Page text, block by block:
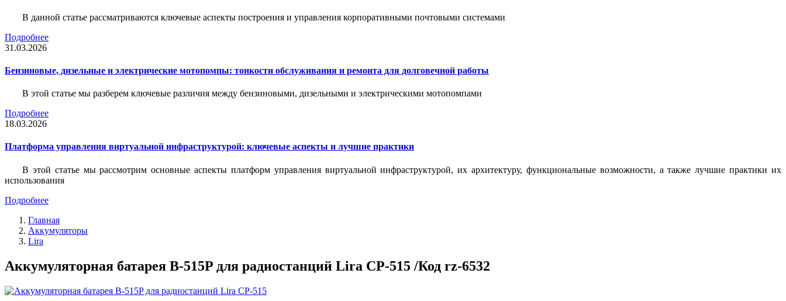
В данной статье рассматриваются ключевые аспекты построения и управления корпоративными почтовыми системами
Подробнее
31.03.2026
Бензиновые, дизельные и электрические мотопомпы: тонкости обслуживания и ремонта для долговечной работы
В этой статье мы разберем ключевые различия между бензиновыми, дизельными и электрическими мотопомпами
Подробнее
18.03.2026
Платформа управления виртуальной инфраструктурой: ключевые аспекты и лучшие практики
В этой статье мы рассмотрим основные аспекты платформ управления виртуальной инфраструктурой, их архитектуру, функциональные возможности, а также лучшие практики их
использования
Подробнее
Главная
Аккумуляторы
Lira
Аккумуляторная батарея B-515P для радиостанций Lira CP-515 /Код rz-6532